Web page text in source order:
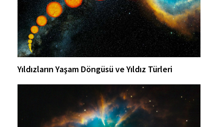
Yıldızların Yaşam Döngüsü ve Yıldız Türleri